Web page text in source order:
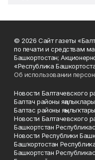
© 2026 Сайт газеты
по печати и средствам
Башкортостан;
«Республика
Об использовании
Новости Балтачевского
Балтач районы яңалыклары
Балтас районы
Новости Балтачевского
Башкортстан
Новости Республики
Башҡортостан
Башкортстан